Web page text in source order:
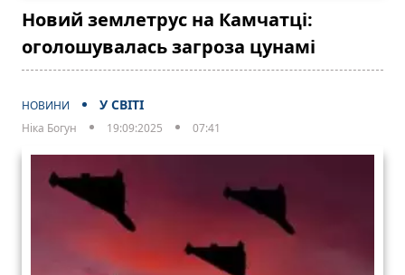
Новий землетрус на Камчатці:
оголошувалась загроза цунамі
НОВИНИ У СВІТІ
Ніка Богун 19:09:2025 07:41